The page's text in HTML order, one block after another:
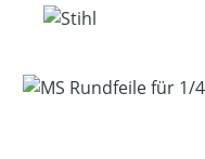
Bildergalerie